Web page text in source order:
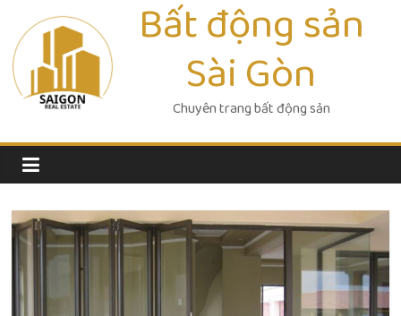
content
Bất động sản
Sài Gòn
Chuyên trang bất động sản